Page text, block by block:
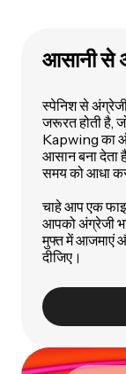
आसानी से
स्पेनिश से
जरूरत होती है,
Kapwing का
आसान बना देता
समय को आधा
चाहे आप एक
आपको अंग्रेजी
मुफ्त में आजमाएं
दीजिए।